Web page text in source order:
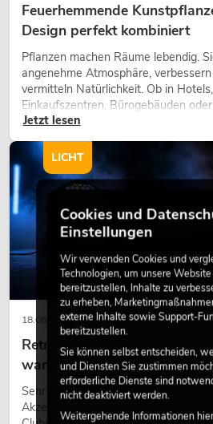
Feuerhemmende
Design perfekt kombiniert
Pflanzen machen Räume lebendig.
angenehme Atmosphäre,
vermitteln Natürlichkeit. Ob in
Einkaufszentren, Bürogebäuden
eine hochwertige Begrünung gehört
modernen Raumkonzept.
Jetzt lesen
18.06.2026
Retro-Licht im modernen
warmes Licht wieder wirkt
Sehr warmes Licht, sichtbare
Akzente prägen viele aktuelle
LICHT
Cookies und
Einstellungen
Wir verwenden Cookies und
Technologien, um unsere
bereitzustellen, Inhalte zu
zu erheben,
externe Inhalte sowie Support-
bereitzustellen.
Sie können selbst entscheiden,
und Diensten Sie zustimmen
erforderliche Dienste sind
nicht deaktiviert werden.
Weitergehende Informationen